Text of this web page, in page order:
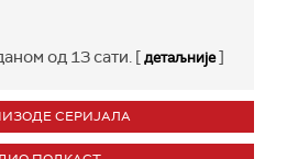
од 13 сати. [детаљније]
СЕРИЈАЛА